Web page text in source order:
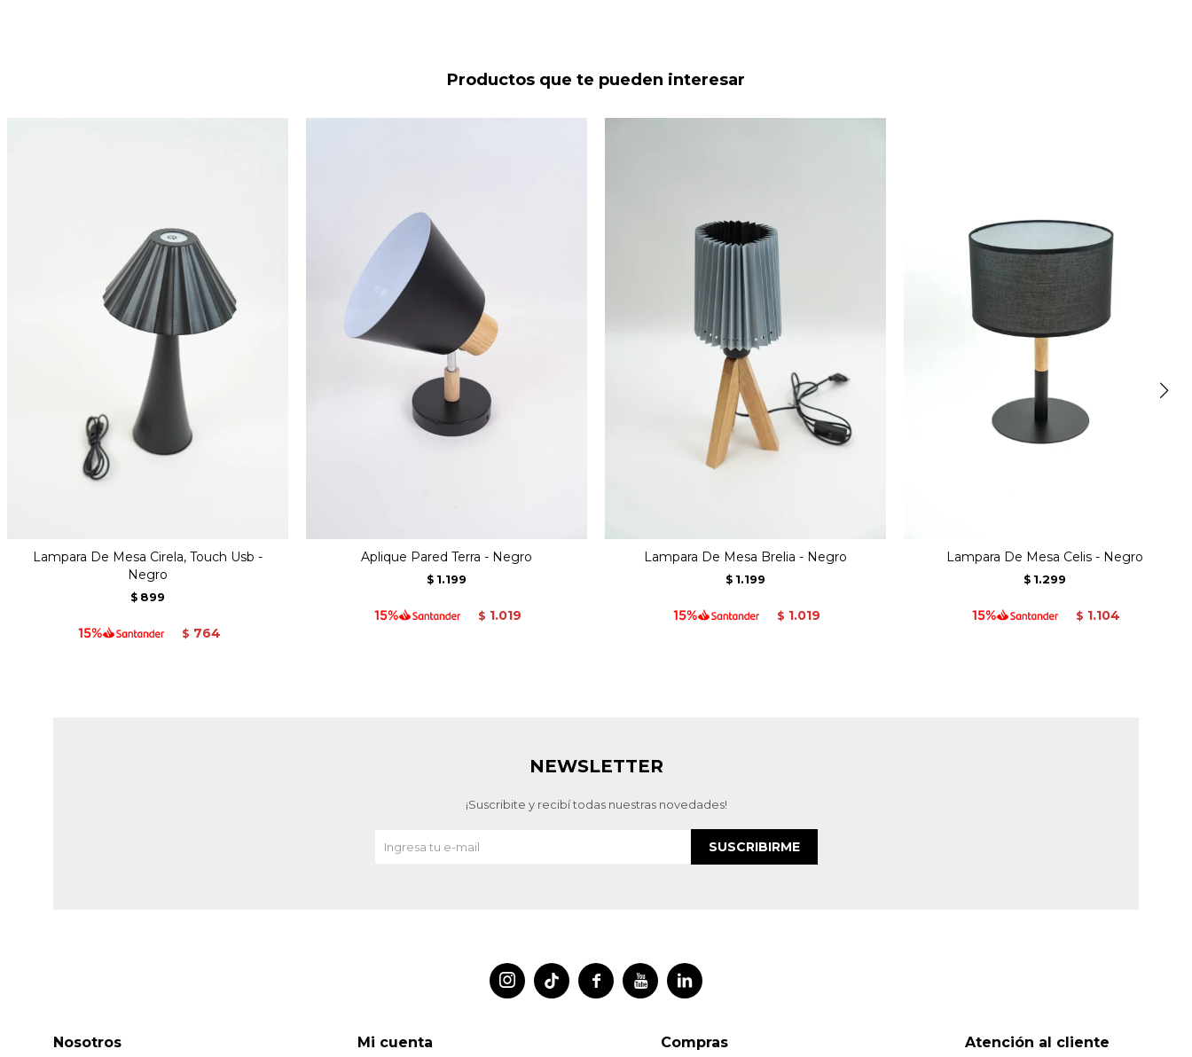
Productos que te pueden interesar
Lampara De Mesa Cirela, Touch Usb -
Negro
$ 899
$ 764
Aplique Pared Terra - Negro
$ 1.199
$ 1.019
Lampara De Mesa Brelia - Negro
$ 1.199
$ 1.019
Lampara De Mesa Celis - Negro
$ 1.299
$ 1.104
 
 
Atención al cliente
Nosotros Compras
Mi cuenta
NEWSLETTER
¡Suscribite y recibí todas nuestras novedades!
SUSCRIBIRME